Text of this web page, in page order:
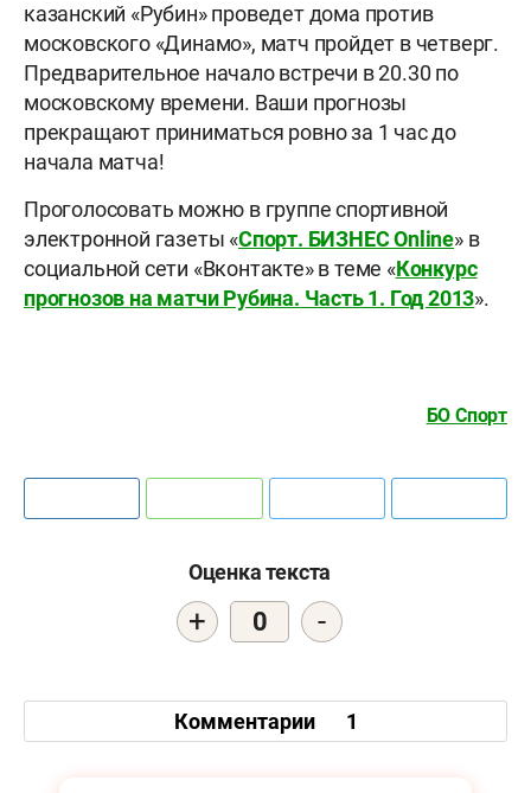
казанский «Рубин» проведет дома против
московского «Динамо», матч пройдет в четверг.
Предварительное начало встречи в 20.30 по
московскому времени. Ваши прогнозы
прекращают приниматься ровно за 1 час до
начала матча!
Проголосовать можно в группе спортивной
электронной газеты «Спорт. БИЗНЕСOnline» в
социальной сети «Вконтакте» в теме «Конкурс
прогнозов на матчи Рубина. Часть 1. Год 2013».
БО Спорт
Оценка текста
+ 0 -
Комментарии 1